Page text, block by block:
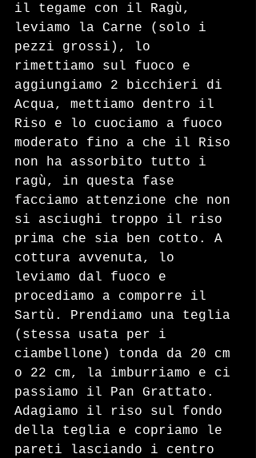
il tegame con il Ragù,
leviamo la Carne (solo i
pezzi grossi), lo
rimettiamo sul fuoco e
aggiungiamo 2 bicchieri di
Acqua, mettiamo dentro il
Riso e lo cuociamo a fuoco
moderato fino a che il Riso
non ha assorbito tutto i
ragù, in questa fase
facciamo attenzione che non
si asciughi troppo il riso
prima che sia ben cotto. A
cottura avvenuta, lo
leviamo dal fuoco e
procediamo a comporre il
Sartù. Prendiamo una teglia
(stessa usata per i
ciambellone) tonda da 20 cm
o 22 cm, la imburriamo e ci
passiamo il Pan Grattato.
Adagiamo il riso sul fondo
della teglia e copriamo le
pareti lasciando i centro